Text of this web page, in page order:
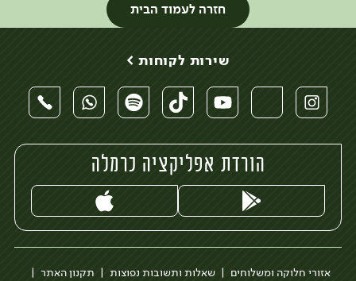
חזרה לעמוד הבית
שירות לקוחות >
הורדת אפליקציה כרמלה
אזורי חלוקה ומשלוחים שאלות ותשובות נפוצות
תקנון האתר